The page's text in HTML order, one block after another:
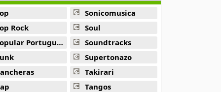
Rock
Portuguesa
Sonicomusica
Soul
Soundtracks
Supertonazo
Takirari
Tangos